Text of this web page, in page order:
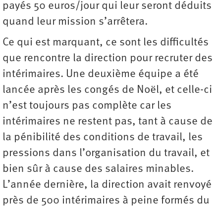
payés 50 euros/jour qui leur seront déduits
quand leur mission s’arrêtera.
Ce qui est marquant, ce sont les difficultés
que rencontre la direction pour recruter des
intérimaires. Une deuxième équipe a été
lancée après les congés de Noël, et celle-ci
n’est toujours pas complète car les
intérimaires ne restent pas, tant à cause de
la pénibilité des conditions de travail, les
pressions dans l’organisation du travail, et
bien sûr à cause des salaires minables.
L’année dernière, la direction avait renvoyé
près de 500 intérimaires à peine formés du